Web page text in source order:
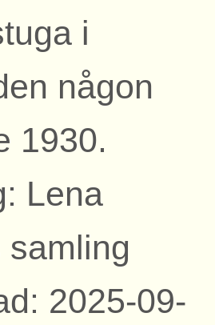
i
någon
1930.
Lena
samling
2025-09-